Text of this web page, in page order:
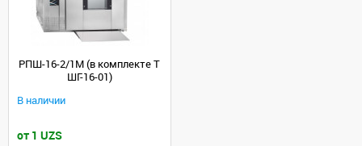
РПШ-16-2/1М (в комплекте Т
ШГ-16-01)
В наличии
от 1 UZS